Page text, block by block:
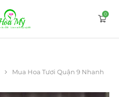
0
Mua Hoa Tươi Quận 9 Nhanh